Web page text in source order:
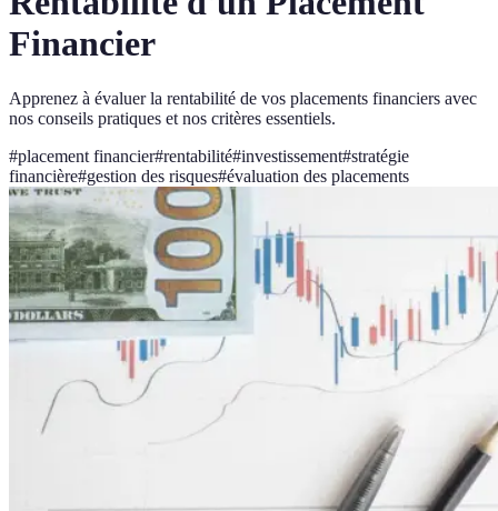
Financier
Apprenez à évaluer la rentabilité de vos placements financiers avec
nos conseils pratiques et nos critères essentiels.
#placement financier#rentabilité#investissement#stratégie
financière#gestion des risques#évaluation des placements